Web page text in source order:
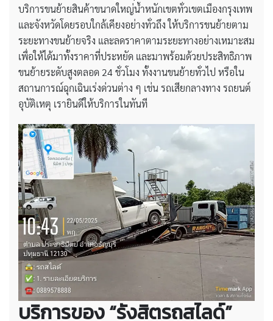
บริการขนย้ายสินค้าขนาดใหญ่น้ำหนักเขตทั่วเขตเมืองกรุงเทพ
และจังหวัดโดยรอบใกล้เคียงอย่างทั่วถึง ให้บริการขนย้ายตาม
ระยะทางขนย้ายจริง และลดราคาตามระยะทางอย่างเหมาะสม
เพื่อให้ได้มาทั้งราคาที่ประหยัด และมาพร้อมด้วยประสิทธิภาพ
ขนย้ายระดับสูงตลอด 24 ชั่วโมง ทั้งงานขนย้ายทั่วไป หรือใน
สถานการณ์ฉุกเฉินเร่งด่วนต่าง ๆ เช่น รถเสียกลางทาง รถยนต์
อุบัติเหตุ เรายินดีให้บริการในทันที
บริการของ “รังสิตรถสไลด์”